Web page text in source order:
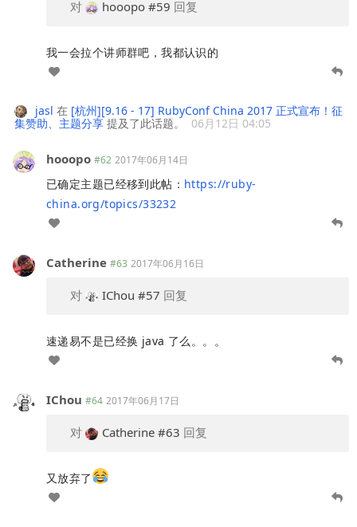
对 hooopo #59 回复
我一会拉个讲师群吧，我都认识的
jasl 在 [杭州][9.16 - 17] RubyConf China 2017 正式宣布！征
集赞助、主题分享 提及了此话题。 06月12日 04:05
hooopo #62 2017年06月14日
已确定主题已经移到此帖： https://ruby-
china.org/topics/33232
Catherine #63 2017年06月16日
对 IChou #57 回复
速递易不是已经换 java 了么。。。
IChou #64 2017年06月17日
对 Catherine #63 回复
又放弃了